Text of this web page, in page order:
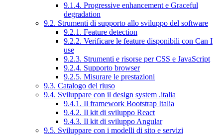
9.1.4. Progressive enhancement e Graceful
degradation
9.2. Strumenti di supporto allo sviluppo del software
9.2.1. Feature detection
9.2.2. Verificare le feature disponibili con Can I
use
9.2.3. Strumenti e risorse per CSS e JavaScript
9.2.4. Supporto browser
9.2.5. Misurare le prestazioni
9.3. Catalogo del riuso
9.4. Sviluppare con il design system .italia
9.4.1. Il framework Bootstrap Italia
9.4.2. Il kit di sviluppo React
9.4.3. Il kit di sviluppo Angular
9.5. Sviluppare con i modelli di sito e servizi